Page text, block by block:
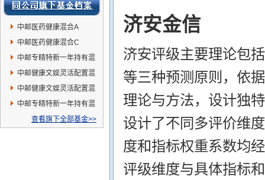
中邮医药健康混合A
中邮医药健康混合C
中邮专精特新一年持有混
合A
中邮健康文娱灵活配置混
合A
中邮健康文娱灵活配置混
合C
中邮专精特新一年持有混
查看旗下全部基金>>
济安金信
济安评级主要理论包
等三种预测原则，依
理论与方法，设计独
设计了不同多评价维
度和指标权重系数均
评级维度与具体指标